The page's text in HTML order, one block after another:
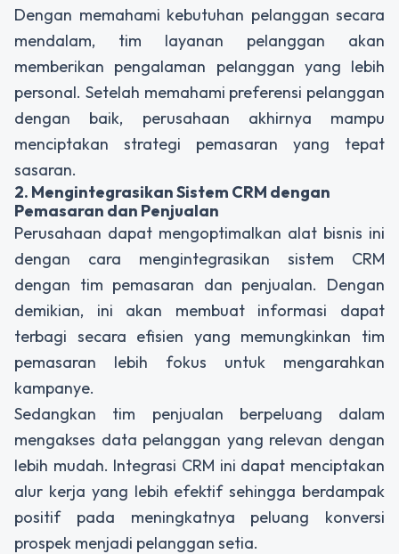
Dengan memahami kebutuhan pelanggan secara
mendalam, tim layanan pelanggan akan
memberikan pengalaman pelanggan yang lebih
personal. Setelah memahami preferensi pelanggan
dengan baik, perusahaan akhirnya mampu
menciptakan strategi pemasaran yang tepat
sasaran.
2. Mengintegrasikan Sistem CRM dengan
Pemasaran dan Penjualan
Perusahaan dapat mengoptimalkan alat bisnis ini
dengan cara mengintegrasikan sistem CRM
dengan tim pemasaran dan penjualan. Dengan
demikian, ini akan membuat informasi dapat
terbagi secara efisien yang memungkinkan tim
pemasaran lebih fokus untuk mengarahkan
kampanye.
Sedangkan tim penjualan berpeluang dalam
mengakses data pelanggan yang relevan dengan
lebih mudah. Integrasi CRM ini dapat menciptakan
alur kerja yang lebih efektif sehingga berdampak
positif pada meningkatnya peluang konversi
prospek menjadi pelanggan setia.